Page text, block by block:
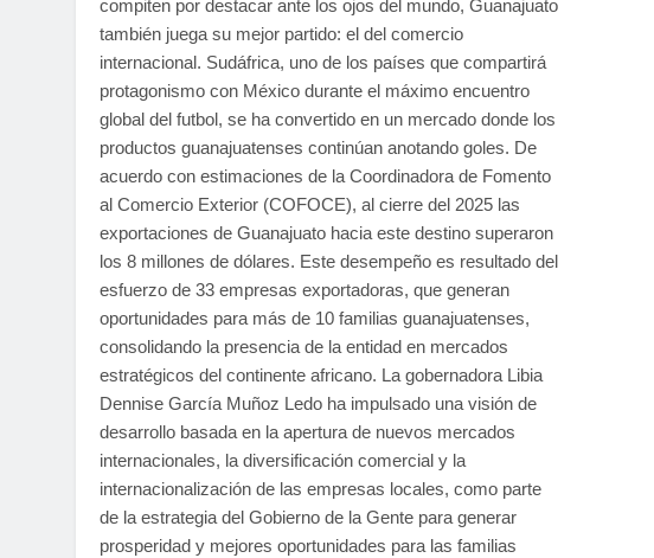
compiten por destacar ante los ojos del mundo, Guanajuato
también juega su mejor partido: el del comercio
internacional. Sudáfrica, uno de los países que compartirá
protagonismo con México durante el máximo encuentro
global del futbol, se ha convertido en un mercado donde los
productos guanajuatenses continúan anotando goles. De
acuerdo con estimaciones de la Coordinadora de Fomento
al Comercio Exterior (COFOCE), al cierre del 2025 las
exportaciones de Guanajuato hacia este destino superaron
los 8 millones de dólares. Este desempeño es resultado del
esfuerzo de 33 empresas exportadoras, que generan
oportunidades para más de 10 familias guanajuatenses,
consolidando la presencia de la entidad en mercados
estratégicos del continente africano. La gobernadora Libia
Dennise García Muñoz Ledo ha impulsado una visión de
desarrollo basada en la apertura de nuevos mercados
internacionales, la diversificación comercial y la
internacionalización de las empresas locales, como parte
de la estrategia del Gobierno de la Gente para generar
prosperidad y mejores oportunidades para las familias